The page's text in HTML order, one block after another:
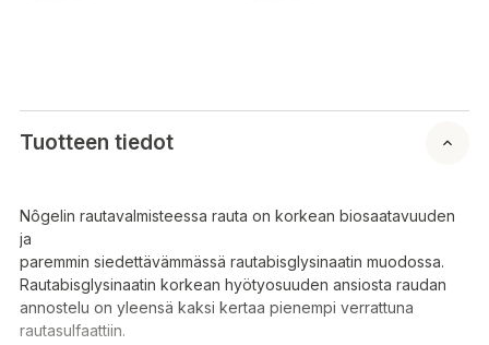
Tuotteen tiedot
Nôgelin rautavalmisteessa rauta on korkean biosaatavuuden
ja
paremmin siedettävämmässä rautabisglysinaatin muodossa.
Rautabisglysinaatin korkean hyötyosuuden ansiosta raudan
annostelu on yleensä kaksi kertaa pienempi verrattuna
rautasulfaattiin.